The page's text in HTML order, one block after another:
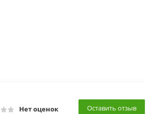
Нет оценок Оставить отзыв